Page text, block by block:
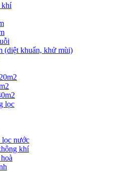
khí
(diệt khuẩn, khử mùi)
lọc
nước
khí